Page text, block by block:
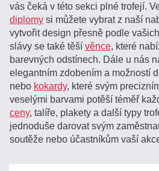
vás čeká v této sekci plné trofejí.
diplomy si můžete vybrat z naší
vytvořit design přesně podle
slávy se také těšívěnce, které
barevných odstínech. Dále u nás
elegantním zdobením a možností
nebo kokardy, které svým
veselými barvami potěší téměř
ceny, talíře, plakety a další typy
jednoduše darovat svým
soutěže nebo účastníkům vaší